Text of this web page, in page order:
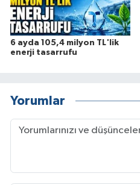
6 ayda 105,4 milyon TL'lik
enerji tasarrufu
Yorumlar